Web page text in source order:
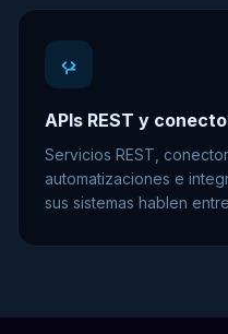
APIs REST y
Servicios REST,
automatizaciones e
sus sistemas hablen